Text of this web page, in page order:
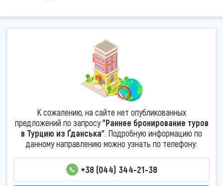
К сожалению, на сайте нет опубликованных
предложений по запросу"Раннее бронирование туров
в Турцию из Ґданська". Подробную информацию по
данному направлению можно узнать по телефону:
+38 (044) 344-21-38